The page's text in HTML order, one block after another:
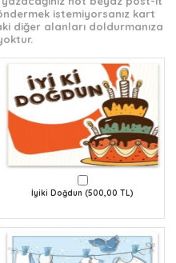
istemiyorsanız kart
diğer alanları doldurmanıza
İyiki Doğdun (500,00 TL)